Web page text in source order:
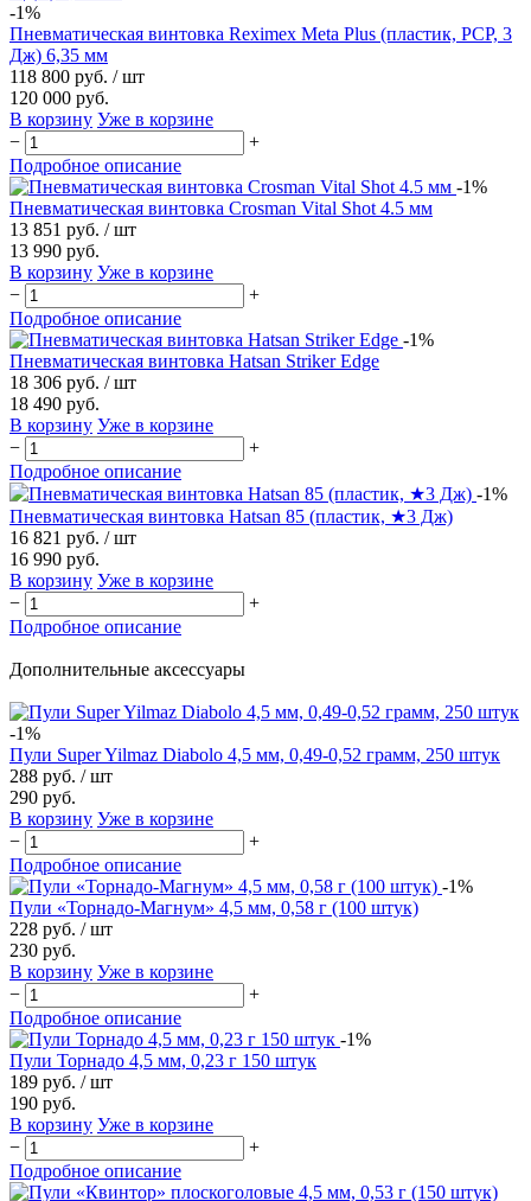
-1%
Пневматическая винтовка Reximex Meta Plus (пластик, PCP, 3
Дж) 6,35 мм
118 800 руб. / шт
120 000 руб.
В корзину Уже в корзине
−
+
Подробное описание
-1%
Пневматическая винтовка Crosman Vital Shot 4.5 мм
13 851 руб. / шт
13 990 руб.
В корзину Уже в корзине
−
+
Подробное описание
-1%
Пневматическая винтовка Hatsan Striker Edge
18 306 руб. / шт
18 490 руб.
В корзину Уже в корзине
−
+
Подробное описание
-1%
Пневматическая винтовка Hatsan 85 (пластик, ★3 Дж)
16 821 руб. / шт
16 990 руб.
В корзину Уже в корзине
−
+
Подробное описание
Дополнительные аксессуары
-1%
Пули Super Yilmaz Diabolo 4,5 мм, 0,49-0,52 грамм, 250 штук
288 руб. / шт
290 руб.
В корзину Уже в корзине
−
+
Подробное описание
-1%
Пули «Торнадо-Магнум» 4,5 мм, 0,58 г (100 штук)
228 руб. / шт
230 руб.
В корзину Уже в корзине
−
+
Подробное описание
-1%
Пули Торнадо 4,5 мм, 0,23 г 150 штук
189 руб. / шт
190 руб.
В корзину Уже в корзине
−
+
Подробное описание